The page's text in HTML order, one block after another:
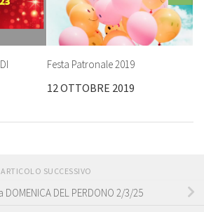
Festa Patronale 2019
12 OTTOBRE 2019
ARTICOLO SUCCESSIVO
DOMENICA DEL PERDONO 2/3/25